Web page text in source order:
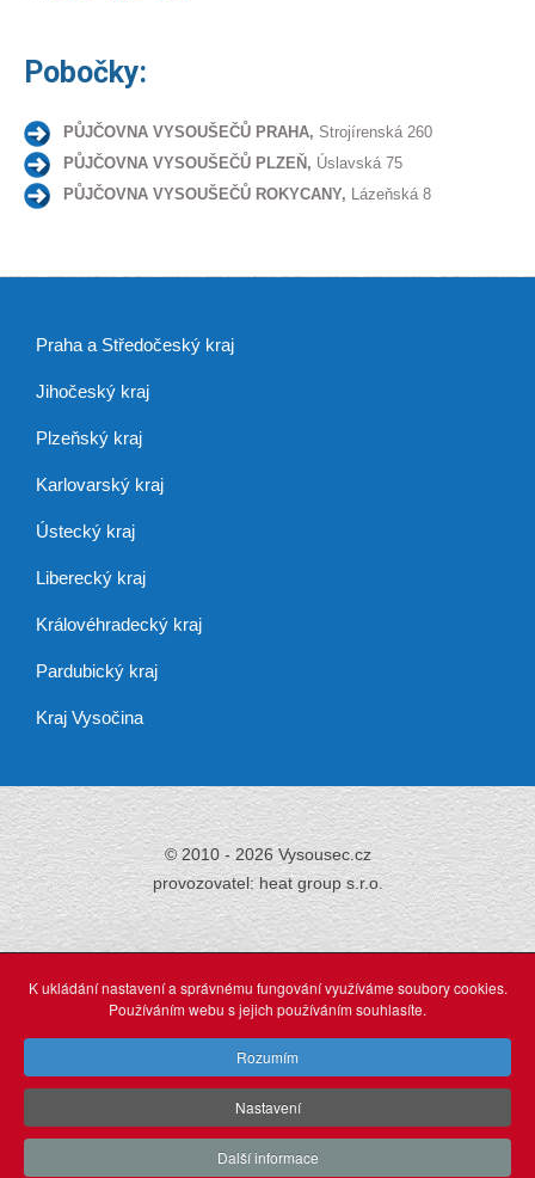
Pobočky:
PŮJČOVNA VYSOUŠEČŮ PRAHA, Strojírenská 260
PŮJČOVNA VYSOUŠEČŮ PLZEŇ, Úslavská 75
PŮJČOVNA VYSOUŠEČŮ ROKYCANY, Lázeňská 8
Praha a Středočeský kraj
Jihočeský kraj
Plzeňský kraj
Karlovarský kraj
Ústecký kraj
Liberecký kraj
Královéhradecký kraj
Pardubický kraj
Kraj Vysočina
© 2010 - 2026 Vysousec.cz
provozovatel: heat group s.r.o.
Již přes 30 letzajišťujeme odstraňování
vlhkosti,
webdesign: Agionet Plzeň (2015)
K ukládání nastavení a správnému fungování využíváme soubory cookies.
Používáním webu s jejich používáním souhlasíte.
Rozumím
Nastavení
Další informace